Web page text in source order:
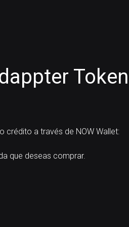
Token
crédito a través de NOW Wallet:
que deseas comprar.